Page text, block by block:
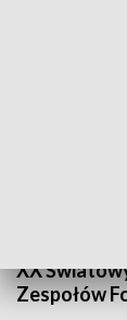
XX
Zespołów